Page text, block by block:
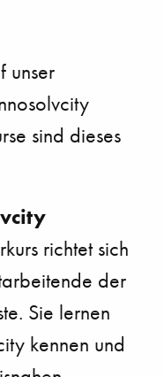
unser
sind dieses
richtet sich
der
Sie lernen
kennen und